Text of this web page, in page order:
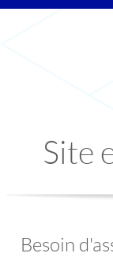
Site
Besoin